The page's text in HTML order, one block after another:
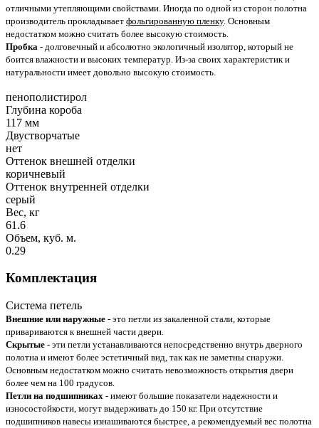
отличными утепляющими свойствами. Иногда по одной из сторон полотна
производитель прокладывает фольгированную пленку. Основным
недостатком можно считать более высокую стоимость.
Пробка - долговечный и абсолютно экологичный изолятор, который не
боится влажности и высоких температур. Из-за своих характеристик и
натуральности имеет довольно высокую стоимость.
пенополистирол
Глубина короба
117 мм
Двустворчатые
нет
Оттенок внешней отделки
коричневый
Оттенок внутренней отделки
серый
Вес, кг
61.6
Объем, куб. м.
0.29
Комплектация
Система петель
Внешние или наружные - это петли из закаленной стали, которые
привариваются к внешней части двери.
Скрытые - эти петли устанавливаются непосредственно внутрь дверного
полотна и имеют более эстетичный вид, так как не заметны снаружи.
Основным недостатком можно считать невозможность открытия двери
более чем на 100 градусов.
Петли на подшипниках - имеют большие показатели надежности и
износостойкости, могут выдерживать до 150 кг. При отсутствие
подшипников навесы изнашиваются быстрее, а рекомендуемый вес полотна